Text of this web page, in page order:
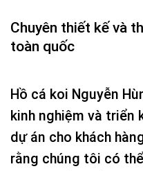
Chuyên thiết kế và
toàn quốc
Hồ cá koi Nguyễn
kinh nghiệm và triển
dự án cho khách
rằng chúng tôi có